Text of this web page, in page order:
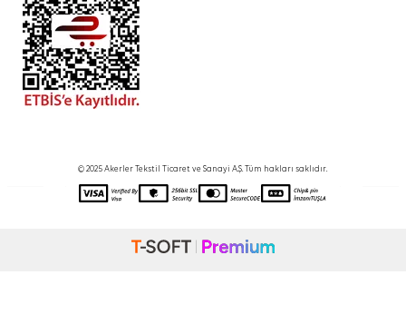
© 2025 Akerler Tekstil Ticaret ve Sanayi A.Ş. Tüm hakları saklıdır.